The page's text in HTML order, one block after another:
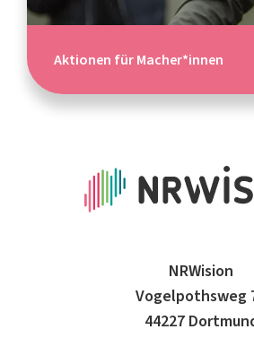
Aktionen für Macher*innen
NRWision
Vogelpothsweg
44227